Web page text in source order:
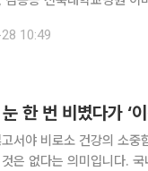
10:49
한 번 비볐다가 ‘
고서야 비로소 건강의 소
은 없다는 의미입니다.